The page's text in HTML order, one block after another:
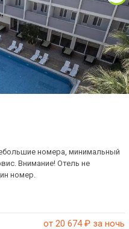
номера, минимальный
Внимание! Отель не
номер.
от 20 674₽ за ночь